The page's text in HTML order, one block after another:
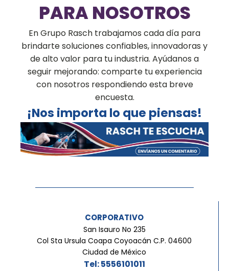
PARA NOSOTROS
En Grupo Rasch trabajamos cada día para
brindarte soluciones confiables, innovadoras y
de alto valor para tu industria. Ayúdanos a
seguir mejorando: comparte tu experiencia
con nosotros respondiendo esta breve
encuesta.
¡Nos importa lo que piensas!
CORPORATIVO
San Isauro No 235
Col Sta Ursula Coapa Coyoacán C.P. 04600
Ciudad de México
Tel: 5556101011